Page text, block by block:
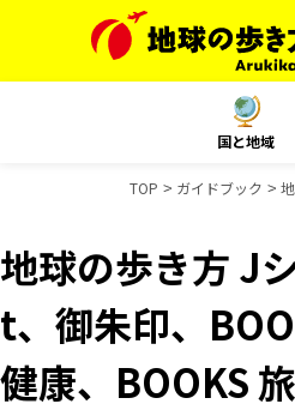
国と地域
TOP ガイドブック
地球の歩き方 J
t、御朱印、
健康、BOOKS